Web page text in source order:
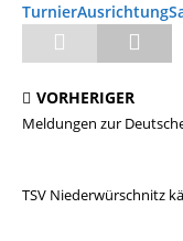
VORHERIGER
Meldungen zur
TSV Niederwürschnitz